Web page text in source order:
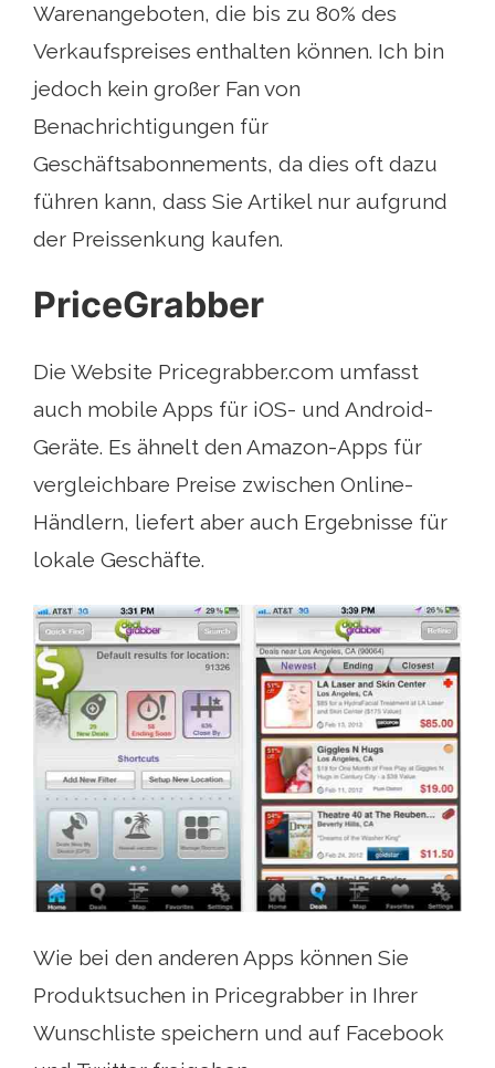
Warenangeboten, die bis zu 80% des
Verkaufspreises enthalten können. Ich bin
jedoch kein großer Fan von
Benachrichtigungen für
Geschäftsabonnements, da dies oft dazu
führen kann, dass Sie Artikel nur aufgrund
der Preissenkung kaufen.
PriceGrabber
Die Website Pricegrabber.com umfasst
auch mobile Apps für iOS- und Android-
Geräte. Es ähnelt den Amazon-Apps für
vergleichbare Preise zwischen Online-
Händlern, liefert aber auch Ergebnisse für
lokale Geschäfte.
Wie bei den anderen Apps können Sie
Produktsuchen in Pricegrabber in Ihrer
Wunschliste speichern und auf Facebook